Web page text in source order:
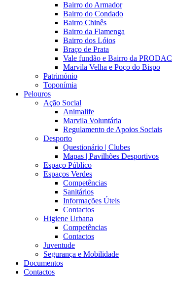
Bairro do Armador
Bairro do Condado
Bairro Chinês
Bairro da Flamenga
Bairro dos Lóios
Braço de Prata
Vale fundão e Bairro da PRODAC
Marvila Velha e Poço do Bispo
Património
Toponímia
Pelouros
Ação Social
Animalife
Marvila Voluntária
Regulamento de Apoios Sociais
Desporto
Questionário | Clubes
Mapas | Pavilhões Desportivos
Espaço Público
Espaços Verdes
Competências
Sanitários
Informações Úteis
Contactos
Higiene Urbana
Competências
Contactos
Juventude
Segurança e Mobilidade
Documentos
Contactos